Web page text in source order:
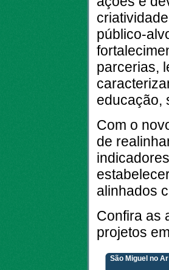
público-
parcerias,
educação,
Com o
de
alinhados
Confira as
projetos
São Miguel no Ar